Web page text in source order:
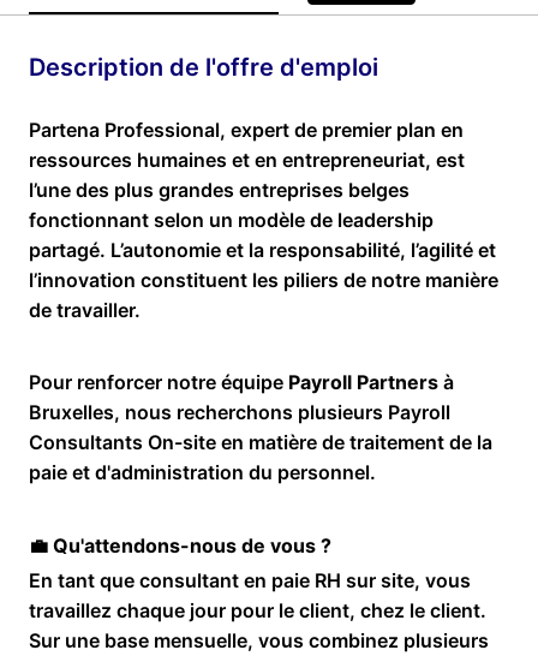
Description de l'offre d'emploi
Partena Professional, expert de premier plan en
ressources humaines et en entrepreneuriat, est
l’une des plus grandes entreprises belges
fonctionnant selon un modèle de leadership
partagé. L’autonomie et la responsabilité, l’agilité et
l’innovation constituent les piliers de notre manière
de travailler.
Pour renforcer notre équipe Payroll Partners à
Bruxelles, nous recherchons plusieurs Payroll
Consultants On-site en matière de traitement de la
paie et d'administration du personnel.
💼 Qu'attendons-nous de vous ?
En tant que consultant en paie RH sur site, vous
travaillez chaque jour pour le client, chez le client.
Sur une base mensuelle, vous combinez plusieurs